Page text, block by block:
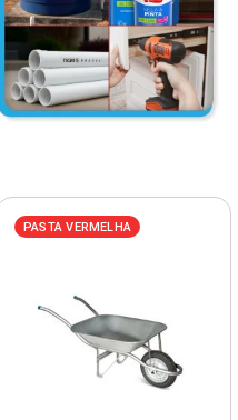
PASTA VERMELHA